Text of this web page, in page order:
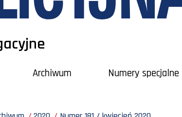
Archiwum Numery specjalne